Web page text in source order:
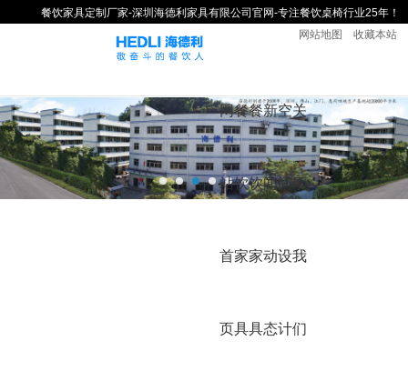
餐饮家具定制厂家-深圳海德利家具有限公司官网-专注餐饮桌椅行业25年！
收藏本站
网站地图
网
站
首
页
餐
饮
家
具
餐
饮
家
具
新
闻
动
态
空
间
设
计
关
于
我
们